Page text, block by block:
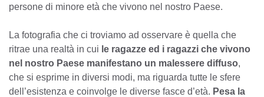
persone di minore età che vivono nel nostro Paese.
La fotografia che ci troviamo ad osservare è quella che
ritrae una realtà in cui le ragazze ed i ragazzi che vivono
nel nostro Paese manifestano un malessere diffuso,
che si esprime in diversi modi, ma riguarda tutte le sfere
dell’esistenza e coinvolge le diverse fasce d’età. Pesa la